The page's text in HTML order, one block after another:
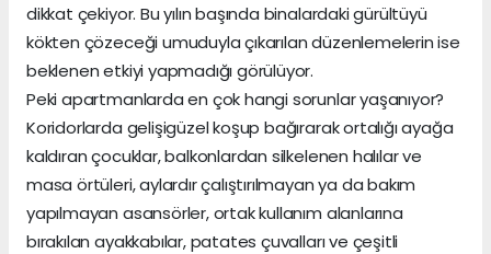
dikkat çekiyor. Bu yılın başında binalardaki gürültüyü
kökten çözeceği umuduyla çıkarılan düzenlemelerin ise
beklenen etkiyi yapmadığı görülüyor.
Peki apartmanlarda en çok hangi sorunlar yaşanıyor?
Koridorlarda gelişigüzel koşup bağırarak ortalığı ayağa
kaldıran çocuklar, balkonlardan silkelenen halılar ve
masa örtüleri, aylardır çalıştırılmayan ya da bakım
yapılmayan asansörler, ortak kullanım alanlarına
bırakılan ayakkabılar, patates çuvalları ve çeşitli